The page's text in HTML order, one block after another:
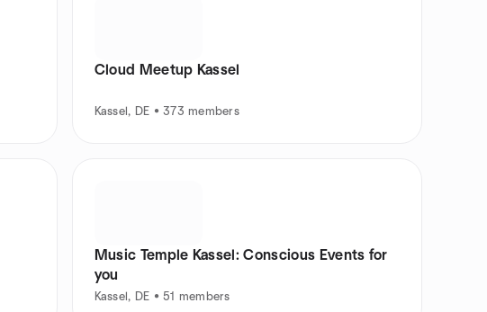
Cloud Meetup Kassel
Kassel, DE • 373 members
Music Temple Kassel: Conscious Events for
you
Kassel, DE • 51 members